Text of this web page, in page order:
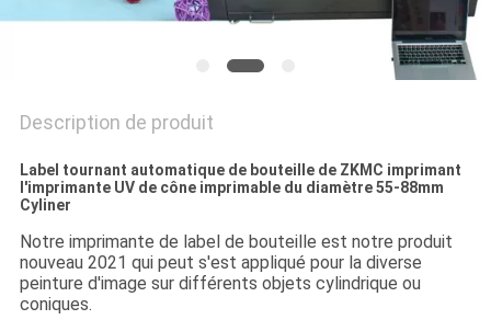
Description de produit
Label tournant automatique de bouteille de ZKMC imprimant
l'imprimante UV de cône imprimable du diamètre 55-88mm
Cyliner
Notre imprimante de label de bouteille est notre produit
nouveau 2021 qui peut s'est appliqué pour la diverse
peinture d'image sur différents objets cylindrique ou
coniques.